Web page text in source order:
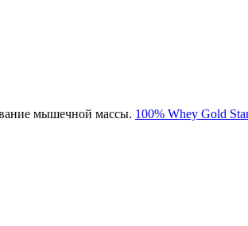
мышечной массы. 100% Whey Gold